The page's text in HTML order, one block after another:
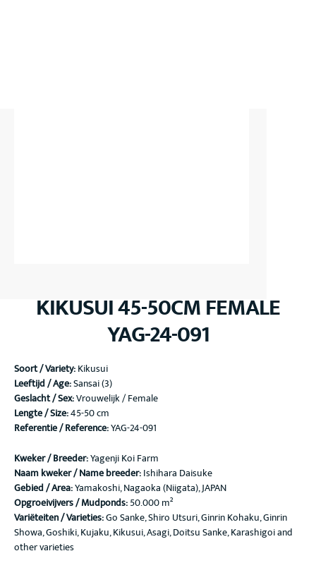
KIKUSUI 45-50CM FEMALE
YAG-24-091
Soort / Variety:Kikusui
Leeftijd / Age:Sansai (3)
Geslacht / Sex:Vrouwelijk / Female
Lengte / Size:45-50 cm
Referentie / Reference:YAG-24-091
Kweker / Breeder:Yagenji Koi Farm
Naam kweker / Name breeder:Ishihara Daisuke
Gebied / Area:Yamakoshi, Nagaoka (Niigata), JAPAN
Opgroeivijvers / Mudponds:50.000 m²
Variëteiten / Varieties:Go Sanke, Shiro Utsuri, Ginrin Kohaku, Ginrin
Showa, Goshiki, Kujaku, Kikusui, Asagi, Doitsu Sanke, Karashigoi and
other varieties